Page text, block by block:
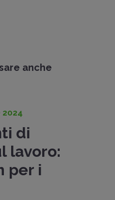
anche
2024
di
lavoro:
per i